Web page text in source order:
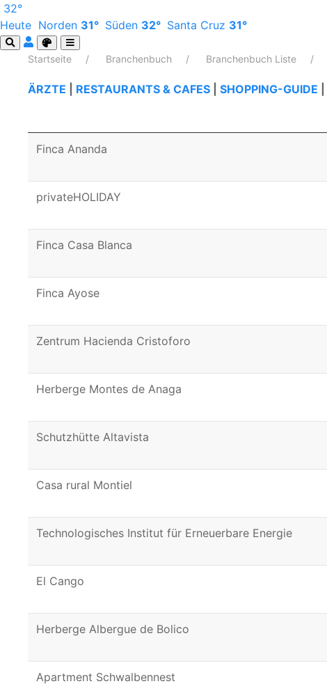
32°
Heute Norden 31° Süden 32° Santa Cruz 31°
Startseite Branchenbuch Branchenbuch Liste
ÄRZTE RESTAURANTS & CAFES SHOPPING-GUIDE
Finca Ananda
privateHOLIDAY
Finca Casa Blanca
Finca Ayose
Zentrum Hacienda Cristoforo
Herberge Montes de Anaga
Schutzhütte Altavista
Casa rural Montiel
Technologisches Institut für Erneuerbare Energie
El Cango
Herberge Albergue de Bolico
Apartment Schwalbennest